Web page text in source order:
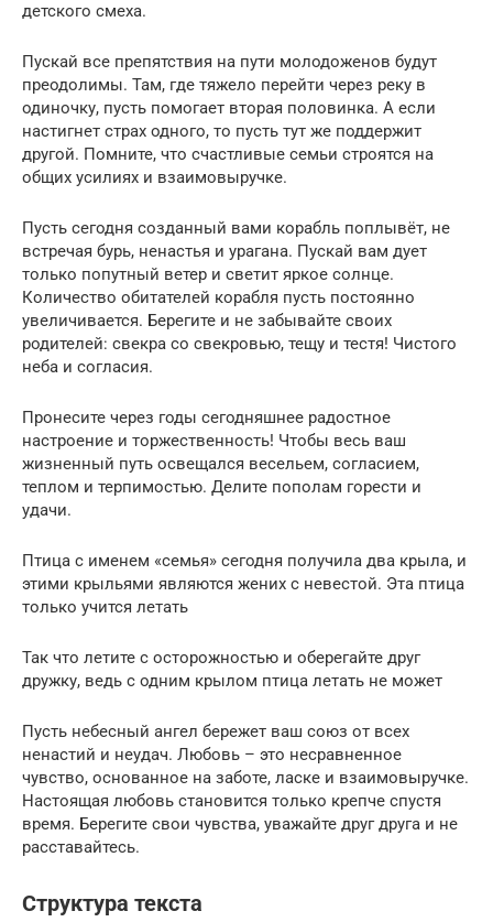
детского смеха.
Пускай все препятствия на пути молодоженов будут
преодолимы. Там, где тяжело перейти через реку в
одиночку, пусть помогает вторая половинка. А если
настигнет страх одного, то пусть тут же поддержит
другой. Помните, что счастливые семьи строятся на
общих усилиях и взаимовыручке.
Пусть сегодня созданный вами корабль поплывёт, не
встречая бурь, ненастья и урагана. Пускай вам дует
только попутный ветер и светит яркое солнце.
Количество обитателей корабля пусть постоянно
увеличивается. Берегите и не забывайте своих
родителей: свекра со свекровью, тещу и тестя! Чистого
неба и согласия.
Пронесите через годы сегодняшнее радостное
настроение и торжественность! Чтобы весь ваш
жизненный путь освещался весельем, согласием,
теплом и терпимостью. Делите пополам горести и
удачи.
Птица с именем «семья» сегодня получила два крыла, и
этими крыльями являются жених с невестой. Эта птица
только учится летать
Так что летите с осторожностью и оберегайте друг
дружку, ведь с одним крылом птица летать не может
Пусть небесный ангел бережет ваш союз от всех
ненастий и неудач. Любовь – это несравненное
чувство, основанное на заботе, ласке и взаимовыручке.
Настоящая любовь становится только крепче спустя
время. Берегите свои чувства, уважайте друг друга и не
расставайтесь.
Структура текста